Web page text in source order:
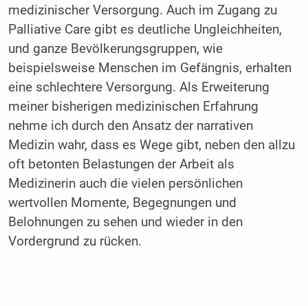
medizinischer Versorgung. Auch im Zugang zu
Palliative Care gibt es deutliche Ungleichheiten,
und ganze Bevölkerungsgruppen, wie
beispielsweise Menschen im Gefängnis, erhalten
eine schlechtere Versorgung. Als Erweiterung
meiner bisherigen medizinischen Erfahrung
nehme ich durch den Ansatz der narrativen
Medizin wahr, dass es Wege gibt, neben den allzu
oft betonten Belastungen der Arbeit als
Medizinerin auch die vielen persönlichen
wertvollen Momente, Begegnungen und
Belohnungen zu sehen und wieder in den
Vordergrund zu rücken.